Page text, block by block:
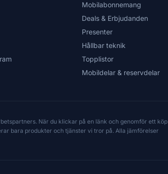
Mobilabonnemang
Deals & Erbjudanden
Presenter
Hållbar teknik
Topplistor
Mobildelar & reservdelar
När du klickar på en länk och genomför ett köp
bara produkter och tjänster vi tror på. Alla jämförelser